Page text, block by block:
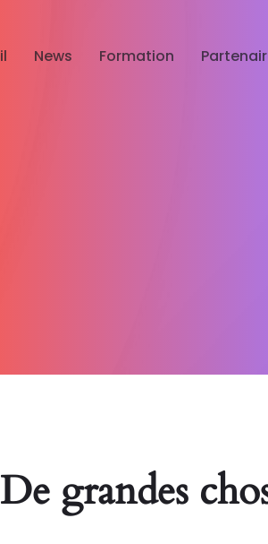
News Formation
De grandes